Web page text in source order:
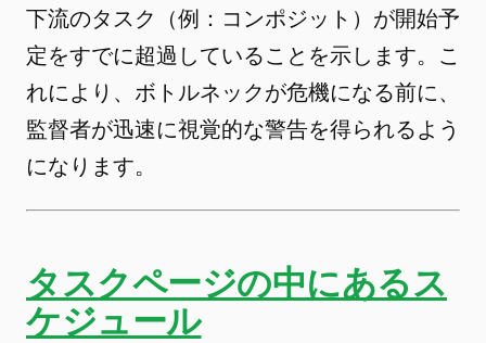
下流のタスク（例：コンポジット）が開始予
定をすでに超過していることを示します。こ
れにより、ボトルネックが危機になる前に、
監督者が迅速に視覚的な警告を得られるよう
になります。
タスクページの中にあるス
ケジュール